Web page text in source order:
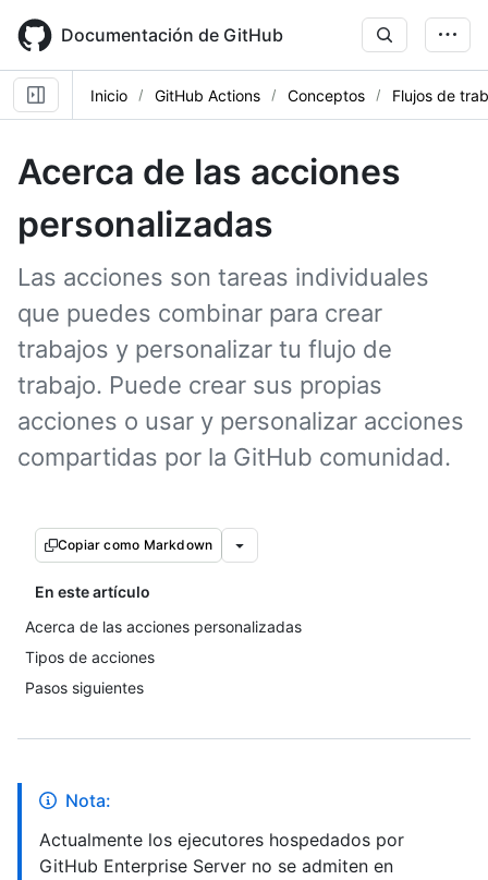
main
content
Documentación de GitHub
Inicio GitHub Actions Conceptos Flujos de
Acerca de las acciones
personalizadas
Las acciones son tareas individuales
que puedes combinar para crear
trabajos y personalizar tu flujo de
trabajo. Puede crear sus propias
acciones o usar y personalizar acciones
compartidas por la GitHub comunidad.
Copiar como Markdown
En este artículo
Acerca de las acciones personalizadas
Tipos de acciones
Pasos siguientes
Nota:
Actualmente los ejecutores hospedados por
GitHub Enterprise Server no se admiten en